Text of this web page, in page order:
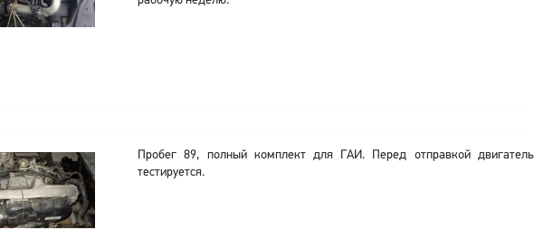
Пробег 89, полный комплект для ГАИ. Перед отправкой двигатель
тестируется.